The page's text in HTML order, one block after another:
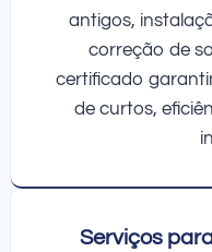
antigos,
correção de
certificado
de curtos,
Serviços